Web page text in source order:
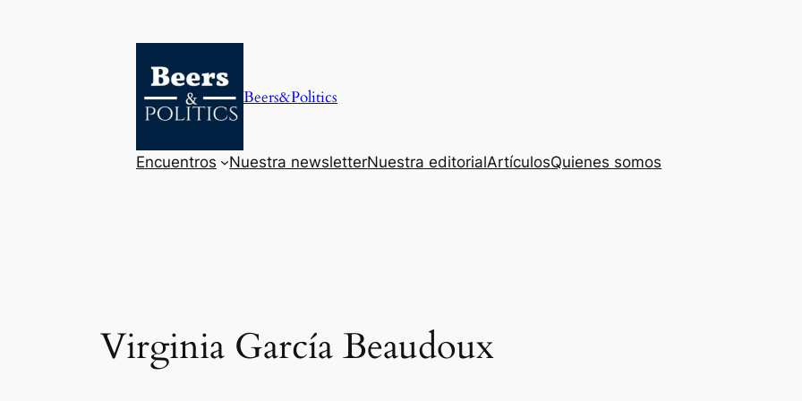
Beers&Politics
Encuentros Nuestra newsletterNuestra editorialArtículosQuienes somos
Virginia García Beaudoux